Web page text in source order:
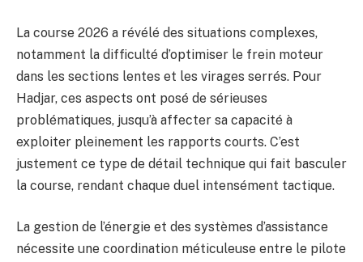
La course 2026 a révélé des situations complexes,
notamment la difficulté d’optimiser le frein moteur
dans les sections lentes et les virages serrés. Pour
Hadjar, ces aspects ont posé de sérieuses
problématiques, jusqu’à affecter sa capacité à
exploiter pleinement les rapports courts. C’est
justement ce type de détail technique qui fait basculer
la course, rendant chaque duel intensément tactique.
La gestion de l’énergie et des systèmes d’assistance
nécessite une coordination méticuleuse entre le pilote